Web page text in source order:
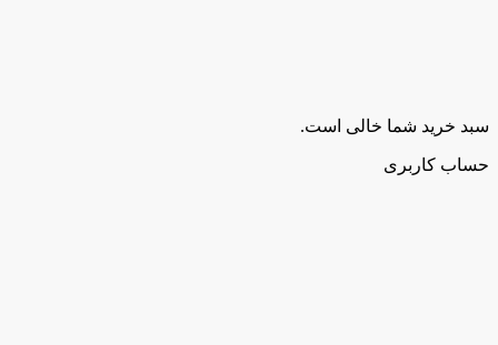
سبد خرید شما خالی است.
حساب کاربری